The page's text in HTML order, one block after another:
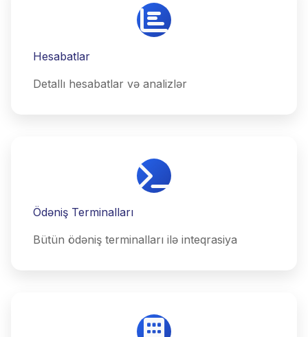
Hesabatlar
Detallı hesabatlar və analizlər
Ödəniş Terminalları
Bütün ödəniş terminalları ilə inteqrasiya